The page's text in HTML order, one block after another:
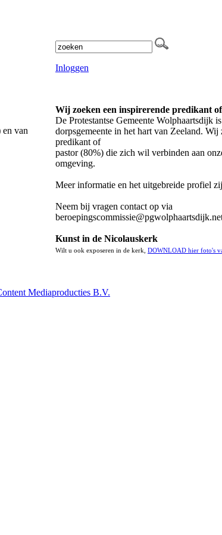
van
Inloggen
Wij zoeken een inspirerende predikant
De Protestantse Gemeente Wolphaartsdijk
dorpsgemeente in het hart van Zeeland. Wij
predikant of
pastor (80%) die zich wil verbinden aan
omgeving.
Meer informatie en het uitgebreide profiel
Neem bij vragen contact op via
Kunst in de Nicolauskerk
Wilt u ook exposeren in de kerk, DOWNLOAD hier foto's
Mediaproducties B.V.